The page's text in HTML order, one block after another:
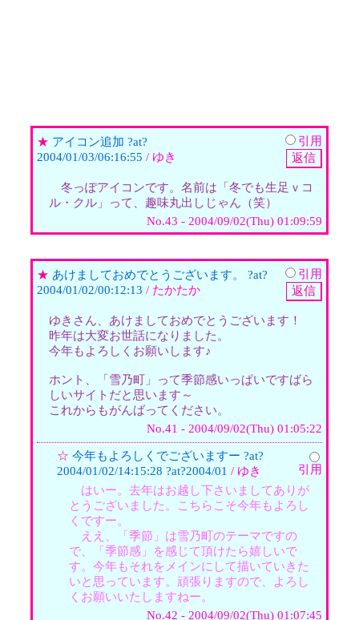
★ アイコン追加 ?at?
2004/01/03/06:16:55 / ゆき
引用
冬っぽアイコンです。名前は「冬でも生足ｖコ
ル・クル」って、趣味丸出しじゃん（笑）
No.43 - 2004/09/02(Thu) 01:09:59
★ あけましておめでとうございます。 ?at?
2004/01/02/00:12:13 / たかたか
引用
ゆきさん、あけましておめでとうございます！
昨年は大変お世話になりました。
今年もよろしくお願いします♪
ホント、「雪乃町」って季節感いっぱいですばら
しいサイトだと思います～
これからもがんばってください。
No.41 - 2004/09/02(Thu) 01:05:22
☆ 今年もよろしくでございますー ?at?
2004/01/02/14:15:28 ?at?2004/01 / ゆき
引用
はいー。去年はお越し下さいましてありが
とうございました。こちらこそ今年もよろし
くですー。
ええ、「季節」は雪乃町のテーマですの
で、「季節感」を感じて頂けたら嬉しいで
す。今年もそれをメインにして描いていきた
いと思っています。頑張りますので、よろし
くお願いいたしますねー。
No.42 - 2004/09/02(Thu) 01:07:45